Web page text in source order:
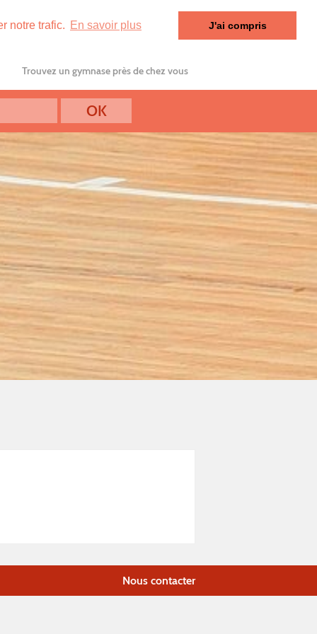
notre trafic. En savoir plus J'ai compris
Trouvez un gymnase près de chez vous
Nous contacter